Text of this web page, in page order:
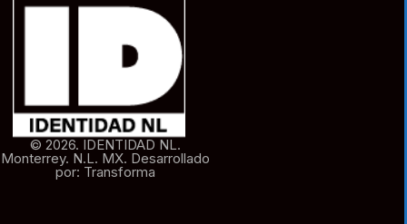
© 2026. IDENTIDAD NL.
Monterrey. N.L. MX. Desarrollado
por: Transforma